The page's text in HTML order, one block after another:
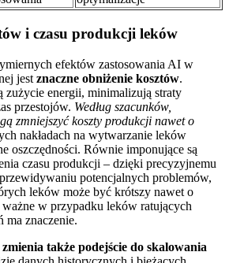
i czasu produkcji leków
efektów zastosowania AI w
jest znaczne obniżenie kosztów.
energii, minimalizują straty
przestojów. Według szacunków,
zmniejszyć koszty produkcji nawet o
nakładach na wytwarzanie leków
oszczędności. Równie imponujące są
czasu produkcji – dzięki precyzyjnemu
potencjalnych problemów,
leków może być krótszy nawet o
ważne w przypadku leków ratujących
ma znaczenie.
także podejście do skalowania